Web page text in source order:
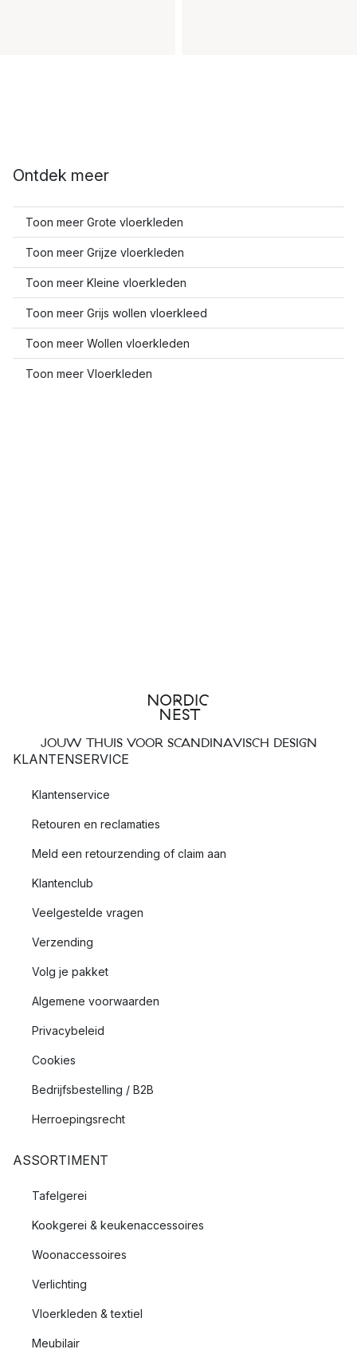
Ontdek meer
Toon meer Grote vloerkleden
Toon meer Grijze vloerkleden
Toon meer Kleine vloerkleden
Toon meer Grijs wollen vloerkleed
Toon meer Wollen vloerkleden
Toon meer Vloerkleden
JOUW THUIS VOOR SCANDINAVISCH DESIGN
KLANTENSERVICE
Klantenservice
Retouren en reclamaties
Meld een retourzending of claim aan
Klantenclub
Veelgestelde vragen
Verzending
Volg je pakket
Algemene voorwaarden
Privacybeleid
Cookies
Bedrijfsbestelling / B2B
Herroepingsrecht
ASSORTIMENT
Tafelgerei
Kookgerei & keukenaccessoires
Woonaccessoires
Verlichting
Vloerkleden & textiel
Meubilair